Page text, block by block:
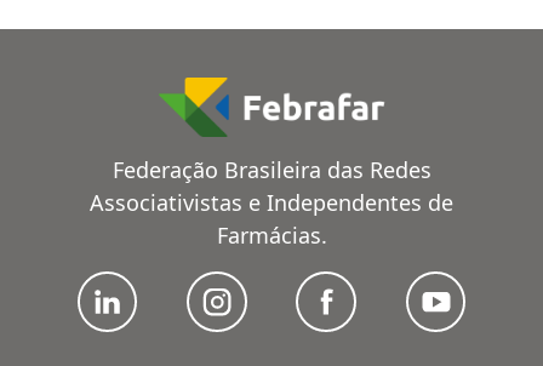
Federação Brasileira das Redes
Associativistas e Independentes de
Farmácias.